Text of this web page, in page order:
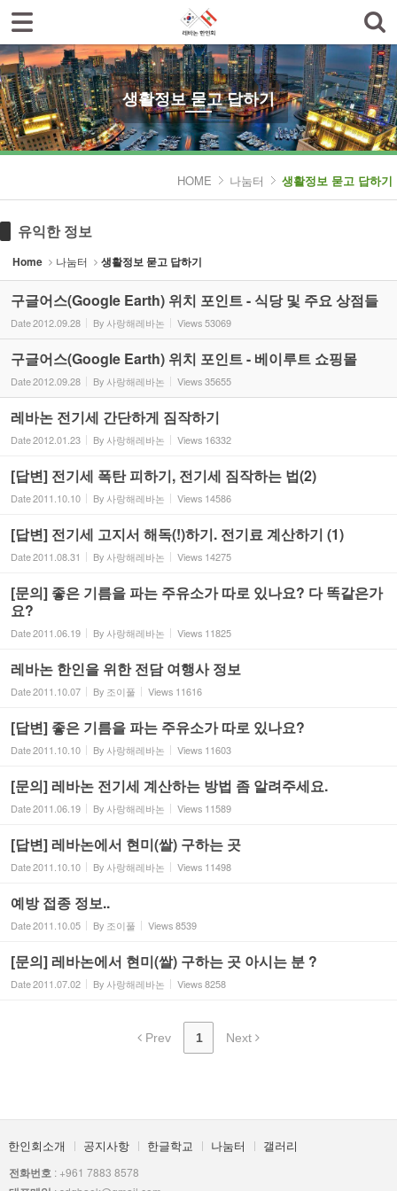
생활정보 묻고 답하기
HOME 나눔터 생활정보 묻고 답하기
유익한 정보
Home 나눔터 생활정보 묻고 답하기
구글어스(Google Earth) 위치 포인트 - 식당 및 주요 상점들
Date2012.09.28 By 사랑해레바논 Views53069
구글어스(Google Earth) 위치 포인트 - 베이루트 쇼핑몰
Date2012.09.28 By 사랑해레바논 Views35655
레바논 전기세 간단하게 짐작하기
Date2012.01.23 By 사랑해레바논 Views 16332
[답변] 전기세 폭탄 피하기, 전기세 짐작하는 법(2)
Date2011.10.10 By 사랑해레바논 Views 14586
[답변] 전기세 고지서 해독(!)하기. 전기료 계산하기 (1)
Date2011.08.31 By 사랑해레바논 Views 14275
[문의] 좋은 기름을 파는 주유소가 따로 있나요? 다 똑같은가
요?
Date2011.06.19 By 사랑해레바논 Views 11825
레바논 한인을 위한 전담 여행사 정보
Date2011.10.07 By 조이풀 Views 11616
[답변] 좋은 기름을 파는 주유소가 따로 있나요?
Date2011.10.10 By 사랑해레바논 Views 11603
[문의] 레바논 전기세 계산하는 방법 좀 알려주세요.
Date2011.06.19 By 사랑해레바논 Views 11589
[답변] 레바논에서 현미(쌀) 구하는 곳
Date2011.10.10 By 사랑해레바논 Views 11498
예방 접종 정보..
Date2011.10.05 By 조이풀 Views8539
[문의] 레바논에서 현미(쌀) 구하는 곳 아시는 분 ?
Date2011.07.02 By 사랑해레바논 Views8258
Prev 1 Next
한인회소개 공지사항 한글학교 나눔터 갤러리
전화번호 : +961 7883 8578
로그인
한인회소개
공지사항
한글학교
- 생활정보 묻고 답하기
- 레바논여행 묻고 답하기
- 이야기마당
갤러리
Sketchbook5, 스케치북5
Sketchbook5, 스케치북5